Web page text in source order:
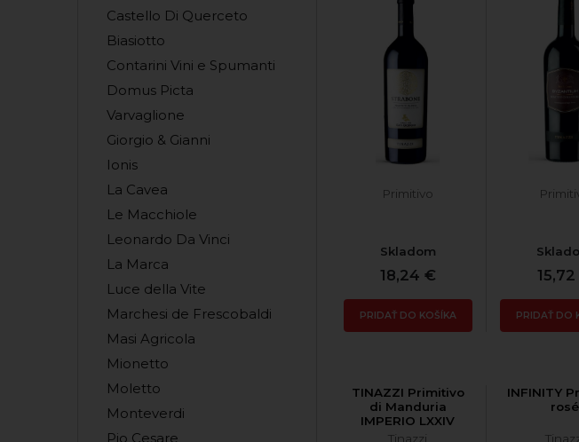
Castello Di Querceto
Biasiotto
Contarini Vini e Spumanti
Domus Picta
Varvaglione
Giorgio & Gianni
Ionis
La Cavea
Le Macchiole
Leonardo Da Vinci
La Marca
Luce della Vite
Marchesi de Frescobaldi
Masi Agricola
Mionetto
Moletto
Monteverdi
Pio Cesare
Primitivo
Skladom
18,24 €
PRIDAŤ DO KOŠÍKA PRIDAŤ DO
TINAZZI Primitivo
di Manduria
IMPERIO LXXIV
Tinazzi
INFINITY
rosé